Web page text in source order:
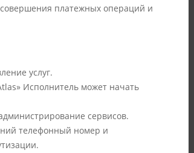
совершения платежных операций и
услуг.
Исполнитель может начать
сервисов.
телефонный номер и